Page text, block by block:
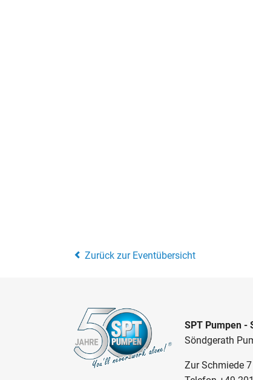
Zurück zur Eventübersicht
SPT Pumpen -
Söndgerath
Zur Schmiede